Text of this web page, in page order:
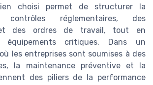
choisi permet de structurer la
réglementaires, des
des ordres de travail, tout en
équipements critiques. Dans un
les entreprises sont soumises à des
la maintenance préventive et la
des piliers de la performance